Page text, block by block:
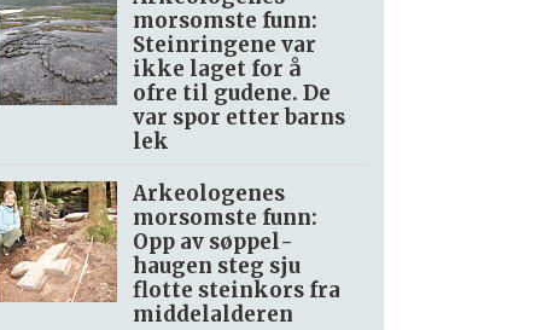
morsomste funn:
Steinringene var
ikke laget for å
ofre til gudene. De
var spor etter barns
lek
Arkeologenes
morsomste funn:
Opp av søppel­
haugen steg sju
flotte steinkors fra
middelalderen